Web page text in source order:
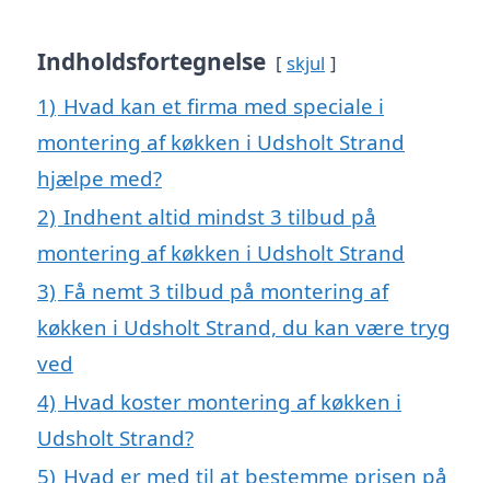
Indholdsfortegnelse skjul
1) Hvad kan et firma med speciale i
montering af køkken i Udsholt Strand
hjælpe med?
2) Indhent altid mindst 3 tilbud på
montering af køkken i Udsholt Strand
3) Få nemt 3 tilbud på montering af
køkken i Udsholt Strand, du kan være tryg
ved
4) Hvad koster montering af køkken i
Udsholt Strand?
5) Hvad er med til at bestemme prisen på